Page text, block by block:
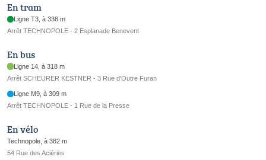
En tram
Ligne T3, à 338 m
Arrêt TECHNOPOLE - 2 Esplanade Benevent
En bus
Ligne 14, à 318 m
Arrêt SCHEURER KESTNER - 3 Rue d'Outre Furan
Ligne M9, à 309 m
Arrêt TECHNOPOLE - 1 Rue de la Presse
En vélo
Technopole, à 382 m
54 Rue des Aciéries